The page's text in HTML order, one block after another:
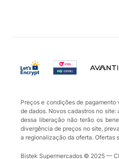
Preços e condições de
de dados. Novos cadastros no
dessa liberação não terão os
divergência de preços no site,
a regionalização da oferta. Ofertas
Bistek Supermercados © 2025 —